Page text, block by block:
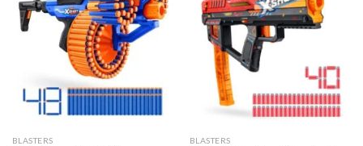
Toevoegen
aan
verlanglijst
BLASTERS
Toevoegen
aan
verlanglijst
BLASTERS